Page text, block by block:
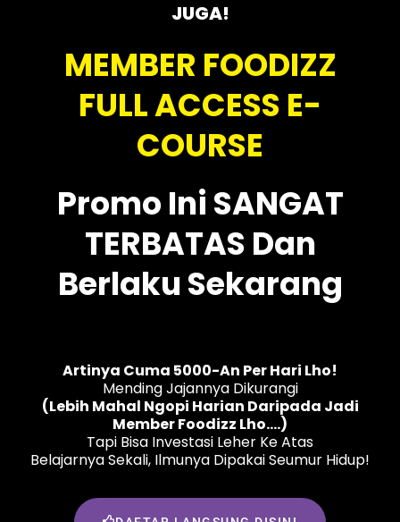
JUGA!
MEMBER FOODIZZ
FULL ACCESS E-
COURSE
Promo Ini SANGAT
TERBATAS Dan
Berlaku Sekarang
Artinya Cuma 5000-An Per Hari Lho!
Mending Jajannya Dikurangi
(lebih Mahal Ngopi Harian Daripada Jadi
Member Foodizz Lho....)
Tapi Bisa Investasi Leher Ke Atas
Belajarnya Sekali, Ilmunya Dipakai Seumur Hidup!